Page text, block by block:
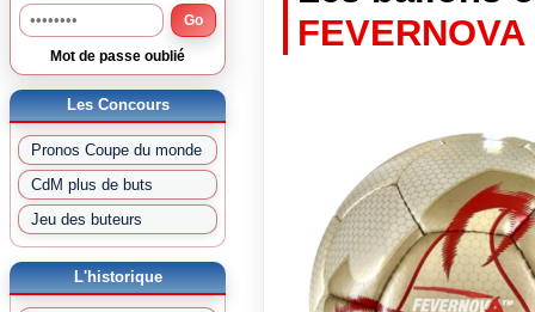
Go
Mot de passe oublié
Les Concours
Pronos Coupe du monde
CdM plus de buts
Jeu des buteurs
L'historique
FEVERNOVA